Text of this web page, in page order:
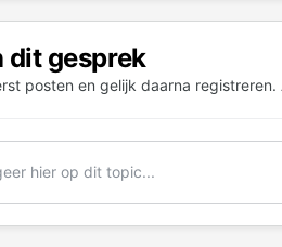
dit gesprek
posten en gelijk daarna registreren.
hier op dit topic...